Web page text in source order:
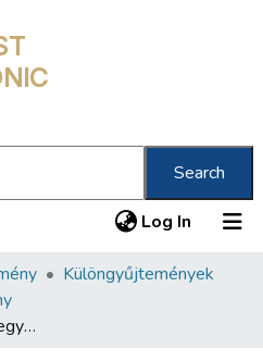
Search
Log In (current)
Különgyűjtemények
Harmincéves a főváros egységes közigazgatása